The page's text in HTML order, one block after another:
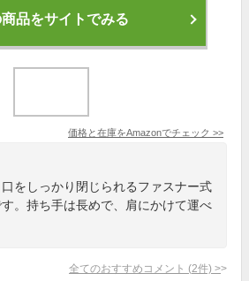
商品をサイトでみる
価格と在庫をAmazonでチェック >>
をしっかり閉じられるファスナー式
。持ち手は長めで、肩にかけて運べ
全てのおすすめコメント (2件) >